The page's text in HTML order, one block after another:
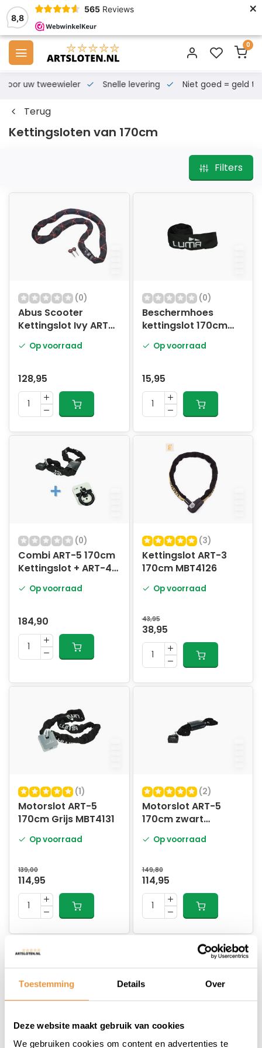
Toestemming Details Over
Deze website maakt gebruik van cookies
We gebruiken cookies om content en advertenties te
8,8
565 Reviews ×
0
voor uw tweewieler Snelle levering Niet goed = geld
Terug
Kettingsloten van 170cm
Filters
(0)
Abus Scooter
Kettingslot Ivy ART3
Op voorraad
128,95
(0)
Beschermhoes
kettingslot 170cm
Op voorraad
15,95
(0)
Combi ART-5 170cm
Kettingslot + ART-4
Op voorraad
184,90
(3)
Kettingslot ART-3
170cm MBT4126
Op voorraad
43,95
38,95
(1)
Motorslot ART-5
170cm Grijs MBT4131
Op voorraad
139,00
114,95
(2)
Motorslot ART-5
170cm zwart
Op voorraad
149,80
114,95
(0) (0)